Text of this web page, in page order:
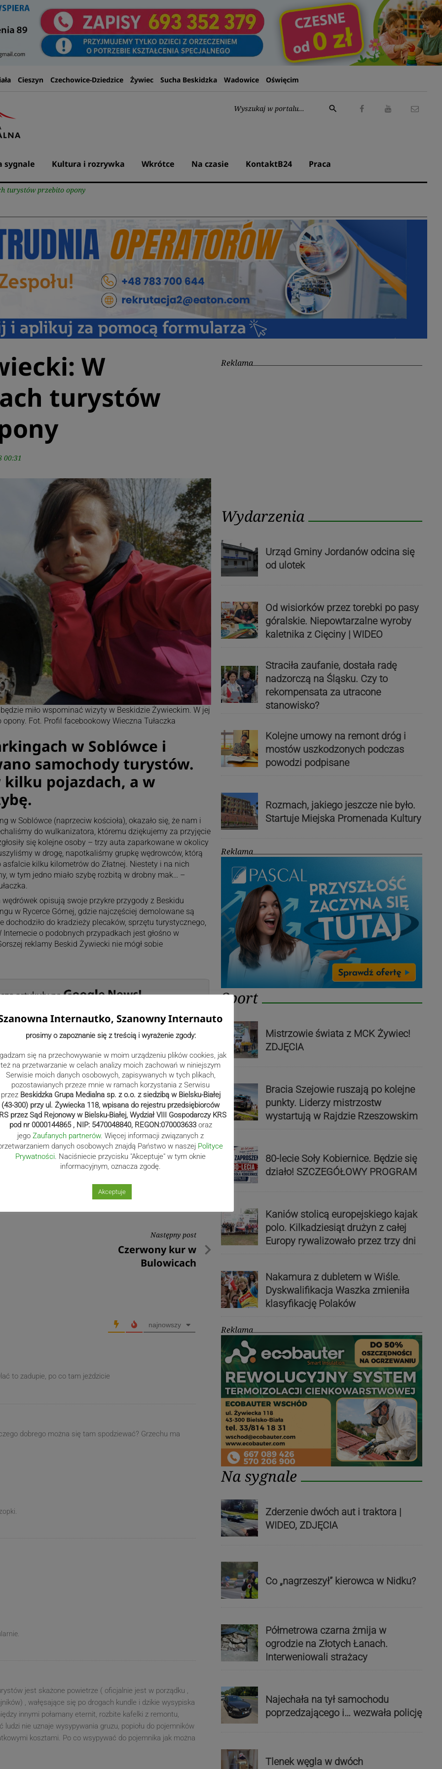
Cieszyn Czechowice-Dziedzice Żywiec Sucha Beskidzka Wadowice Oświęcim
Wyszukaj:
search
sygnale Kultura i rozrywka Wkrótce Na czasie KontaktB24 Praca
turystów przebito opony
W
turystów
00:31
miło wspominać wizyty w Beskidzie Żywieckim. W jej
Fot. Profil facebookowy Wieczna Tułaczka
w Soblówce i
samochody turystów.
pojazdach, a w
w Soblówce (naprzeciw kościoła), okazało się, że nam i
do wulkanizatora, któremu dziękujemy za przyjęcie
się kolejne osoby – trzy auta zaparkowane w okolicy
w drogę, napotkaliśmy grupkę wędrowców, którą
asfalcie kilku kilometrów do Złatnej. Niestety i na nich
w tym jedno miało szybę rozbitą w drobny mak… –
opisują swoje przykre przygody z Beskidu
w Rycerce Górnej, gdzie najczęściej demolowane są
dochodziło do kradzieży plecaków, sprzętu turystycznego,
o podobnych przypadkach jest głośno w
reklamy Beskid Żywiecki nie mógł sobie
Następny post
Następny
Czerwony kur w
Bulowicach
najnowszy
to zadupie, po co tam jeżdzicie
dobrego można się tam spodziewać? Grzechu ma
jest skażone powietrze ( oficjalnie jest w porządku ,
, wałęsające się po drogach kundle i dzikie wysypiska
innymi połamany eternit, rozbite kafelki z remontu,
nie uznaje wysypywania gruzu, popiołu do pojemników
kosztami. Po co wsypywać do pojemnika jak można
Reklama
Wydarzenia
Urząd Gminy Jordanów odcina się
od ulotek
Od wisiorków przez torebki po pasy
góralskie. Niepowtarzalne wyroby
kaletnika z Cięciny | WIDEO
Straciła zaufanie, dostała radę
nadzorczą na Śląsku. Czy to
rekompensata za utracone
stanowisko?
Kolejne umowy na remont dróg i
mostów uszkodzonych podczas
powodzi podpisane
Rozmach, jakiego jeszcze nie było.
Startuje Miejska Promenada Kultury
Reklama
Sport
Mistrzowie świata z MCK Żywiec!
ZDJĘCIA
Bracia Szejowie ruszają po kolejne
punkty. Liderzy mistrzostw
wystartują w Rajdzie Rzeszowskim
80-lecie Soły Kobiernice. Będzie się
działo! SZCZEGÓŁOWY PROGRAM
Kaniów stolicą europejskiego kajak
polo. Kilkadziesiąt drużyn z całej
Europy rywalizowało przez trzy dni
Nakamura z dubletem w Wiśle.
Dyskwalifikacja Waszka zmieniła
klasyfikację Polaków
Reklama
Na sygnale
Zderzenie dwóch aut i traktora |
WIDEO, ZDJĘCIA
Co „nagrzeszył” kierowca w Nidku?
Półmetrowa czarna żmija w
ogrodzie na Złotych Łanach.
Interweniowali strażacy
Najechała na tył samochodu
poprzedzającego i… wezwała policję
Tlenek węgla w dwóch
Internautko, Szanowny Internauto
prosimy o zapoznanie się z treścią i wyrażenie zgody:
się na przechowywanie w moim urządzeniu plików cookies, jak
też na przetwarzanie w celach analizy moich zachowań w niniejszym
Serwisie moich danych osobowych, zapisywanych w tych plikach,
pozostawianych przeze mnie w ramach korzystania z Serwisu
przez Beskidzka Grupa Medialna sp. z o.o. z siedzibą w Bielsku-Białej
(43-300) przy ul. Żywiecka 118, wpisana do rejestru przedsiębiorców
przez Sąd Rejonowy w Bielsku-Białej, Wydział VIII Gospodarczy KRS
pod nr 0000144865 , NIP: 5470048840, REGON:070003633 oraz
jego Zaufanych partnerów. Więcej informacji związanych z
danych osobowych znajdą Państwo w naszej Polityce
Prywatności . Naciśniecie przycisku "Akceptuje" w tym oknie
informacyjnym, oznacza zgodę.
Akceptuje